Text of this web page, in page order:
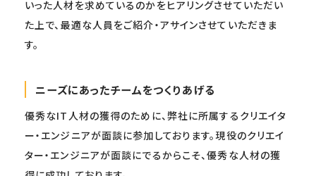
いった人材を求めているのかをヒアリングさせていただい
た上で、最適な人員をご紹介・アサインさせていただきま
す。
ニーズにあったチームをつくりあげる
優秀なIT人材の獲得のために、弊社に所属するクリエイタ
ー・エンジニアが面談に参加しております。現役のクリエイ
ター・エンジニアが面談にでるからこそ、優秀な人材の獲